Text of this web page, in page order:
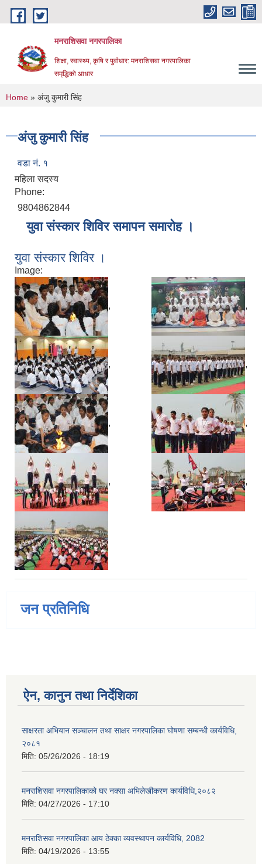
Skip to main content
मनराशिसवा नगरपालिका
शिक्षा, स्वास्थ्य, कृषि र पुर्वाधार: मनराशिसवा नगरपालिका
समृद्धिको आधार
You are here
Home » अंजु कुमारी सिंह
अंजु कुमारी सिंह
वडा नं. १
महिला सदस्य
Phone:
9804862844
युवा संस्कार शिविर समापन समारोह ।
युवा संस्कार शिविर ।
Image:
, ,
, ,
, ,
, ,
जन प्रतिनिधि
ऐन, कानुन तथा निर्देशिका
साक्षरता अभियान सञ्चालन तथा साक्षर नगरपालिका घोषणा सम्बन्धी कार्यविधि,
२०८१
मिति: 05/26/2026 - 18:19
मनराशिसवा नगरपालिकाको घर नक्सा अभिलेखीकरण कार्यविधि,२०८२
मिति: 04/27/2026 - 17:10
मनराशिसवा नगरपालिका आय ठेक्का व्यवस्थापन कार्यविधि, 2082
मिति: 04/19/2026 - 13:55